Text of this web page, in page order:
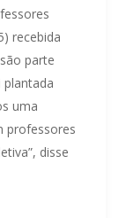
recebida
parte
plantada
uma
professores
disse